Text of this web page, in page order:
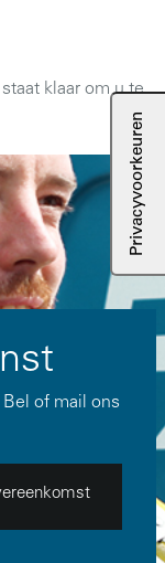
klaar om u te
Bel of mail ons